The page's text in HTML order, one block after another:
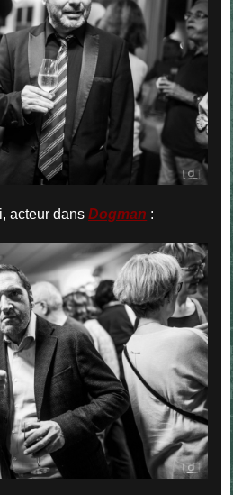
acteur dansDogman :